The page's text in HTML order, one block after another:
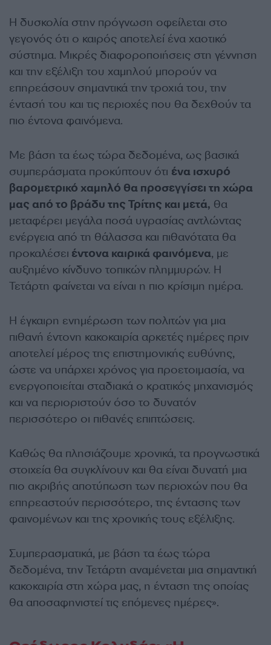
Η δυσκολία στην πρόγνωση οφείλεται στο
γεγονός ότι ο καιρός αποτελεί ένα χαοτικό
σύστημα. Μικρές διαφοροποιήσεις στη γέννηση
και την εξέλιξη του χαμηλού μπορούν να
επηρεάσουν σημαντικά την τροχιά του, την
έντασή του και τις περιοχές που θα δεχθούν τα
πιο έντονα φαινόμενα.
Με βάση τα έως τώρα δεδομένα, ως βασικά
συμπεράσματα προκύπτουν ότι ένα ισχυρό
βαρομετρικό χαμηλό θα προσεγγίσει τη χώρα
μας από το βράδυ της Τρίτης και μετά, θα
μεταφέρει μεγάλα ποσά υγρασίας αντλώντας
ενέργεια από τη θάλασσα και πιθανότατα θα
προκαλέσει έντονα καιρικά φαινόμενα, με
αυξημένο κίνδυνο τοπικών πλημμυρών. Η
Τετάρτη φαίνεται να είναι η πιο κρίσιμη ημέρα.
Η έγκαιρη ενημέρωση των πολιτών για μια
πιθανή έντονη κακοκαιρία αρκετές ημέρες πριν
αποτελεί μέρος της επιστημονικής ευθύνης,
ώστε να υπάρχει χρόνος για προετοιμασία, να
ενεργοποιείται σταδιακά ο κρατικός μηχανισμός
και να περιοριστούν όσο το δυνατόν
περισσότερο οι πιθανές επιπτώσεις.
Καθώς θα πλησιάζουμε χρονικά, τα προγνωστικά
στοιχεία θα συγκλίνουν και θα είναι δυνατή μια
πιο ακριβής αποτύπωση των περιοχών που θα
επηρεαστούν περισσότερο, της έντασης των
φαινομένων και της χρονικής τους εξέλιξης.
Συμπερασματικά, με βάση τα έως τώρα
δεδομένα, την Τετάρτη αναμένεται μια σημαντική
κακοκαιρία στη χώρα μας, η ένταση της οποίας
θα αποσαφηνιστεί τις επόμενες ημέρες».